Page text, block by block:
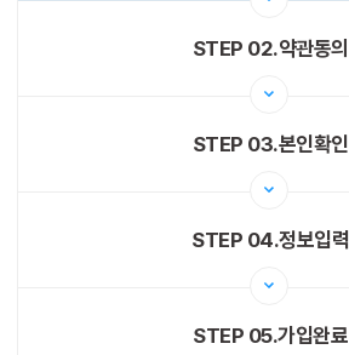
STEP 02.약관동의
STEP 03.본인확인
STEP 04.정보입력
STEP 05.가입완료